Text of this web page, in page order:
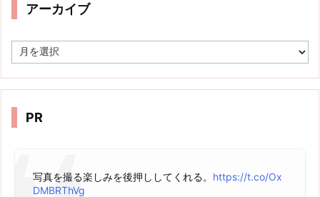
アーカイブ
ー
イ
PR
写真を撮る楽しみを後押ししてくれる。 https://t.co/Ox
DMBRThVg